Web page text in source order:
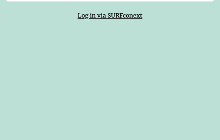
Log in via SURFconext